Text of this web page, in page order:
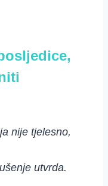
nije tjelesno,
utvrda.